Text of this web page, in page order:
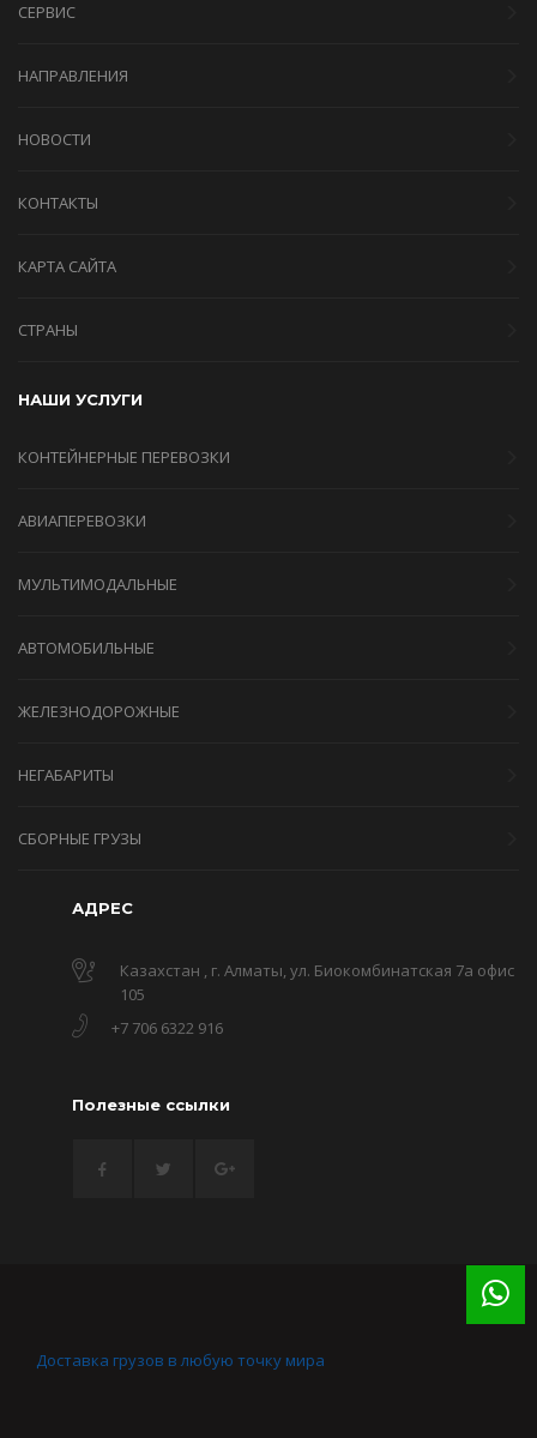
СЕРВИС
НАПРАВЛЕНИЯ
НОВОСТИ
КОНТАКТЫ
КАРТА САЙТА
СТРАНЫ
НАШИ УСЛУГИ
КОНТЕЙНЕРНЫЕ ПЕРЕВОЗКИ
АВИАПЕРЕВОЗКИ
МУЛЬТИМОДАЛЬНЫЕ
АВТОМОБИЛЬНЫЕ
ЖЕЛЕЗНОДОРОЖНЫЕ
НЕГАБАРИТЫ
СБОРНЫЕ ГРУЗЫ
АДРЕС
Казахстан , г. Алматы, ул. Биокомбинатская 7а офис
105
+7 706 6322 916
Полезные ссылки
Доставка грузов в любую точку мира